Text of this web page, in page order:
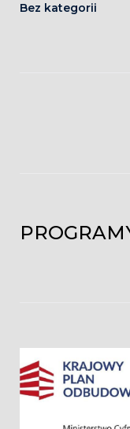
Bez kategorii